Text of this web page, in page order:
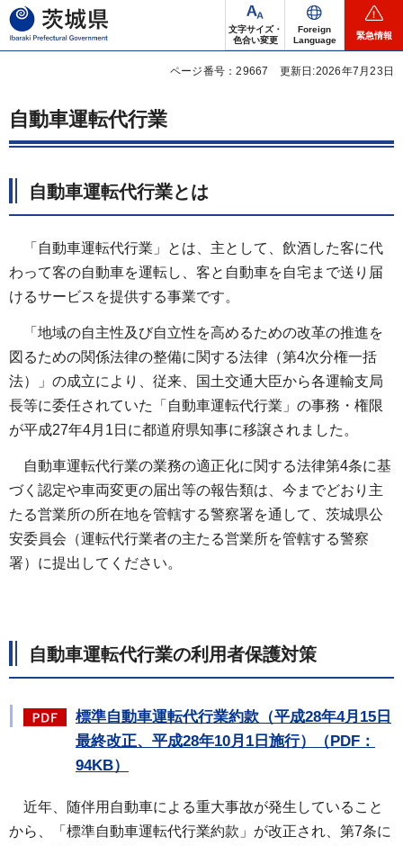
茨城県
文字サイズ・
色合い変更
Foreign
Language
緊急情報
ページ番号：29667 更新日:2026年7月23日
自動車運転代行業
自動車運転代行業とは
「自動車運転代行業」とは、主として、飲酒した客に代
わって客の自動車を運転し、客と自動車を自宅まで送り届
けるサービスを提供する事業です。
「地域の自主性及び自立性を高めるための改革の推進を
図るための関係法律の整備に関する法律（第4次分権一括
法）」の成立により、従来、国土交通大臣から各運輸支局
長等に委任されていた「自動車運転代行業」の事務・権限
が平成27年4月1日に都道府県知事に移譲されました。
自動車運転代行業の業務の適正化に関する法律第4条に基
づく認定や車両変更の届出等の報告類は、今までどおり主
たる営業所の所在地を管轄する警察署を通して、茨城県公
安委員会（運転代行業者の主たる営業所を管轄する警察
署）に提出してください。
自動車運転代行業の利用者保護対策
標準自動車運転代行業約款（平成28年4月15日
最終改正、平成28年10月1日施行）（PDF：
94KB）
近年、随伴用自動車による重大事故が発生していること
から、「標準自動車運転代行業約款」が改正され、第7条に